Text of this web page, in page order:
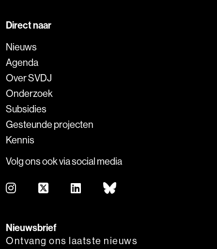
Direct naar
Nieuws
Agenda
Over SVDJ
Onderzoek
Subsidies
Gesteunde projecten
Kennis
Volg ons ook via social media
Nieuwsbrief
Ontvang ons laatste nieuws